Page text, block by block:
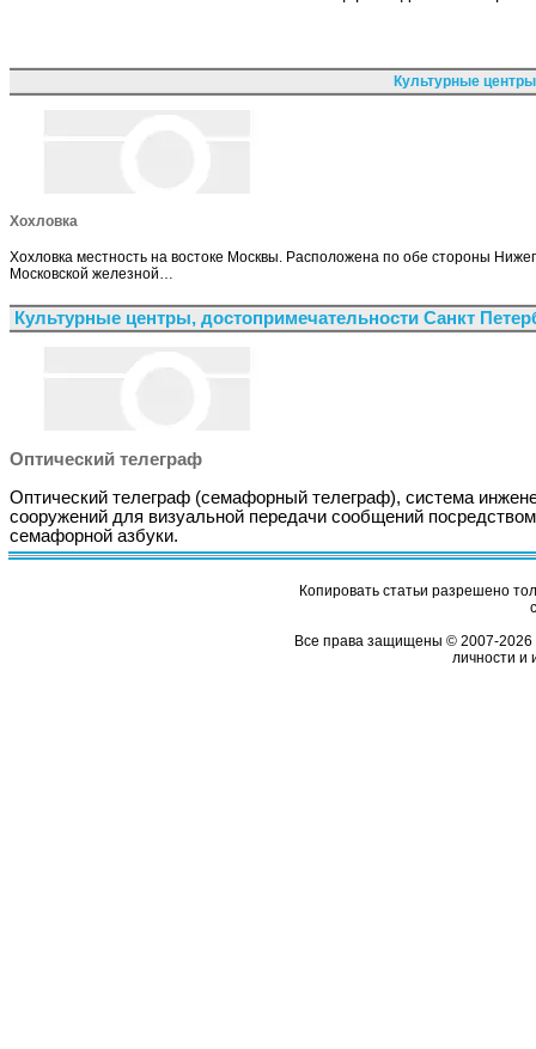
Культурные
Хохловка
Хохловка местность на востоке Москвы. Расположена по обе стороны
Московской железной…
Культурные центры, достопримечательности Санкт
Оптический телеграф
Оптический телеграф (семафорный телеграф), система
сооружений для визуальной передачи сообщений посредством
семафорной азбуки.
Копировать статьи разрешено
Все права защищены © 2007-2026
личности и